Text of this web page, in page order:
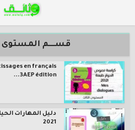
قســــم المستوى
en français
3AEP édition...
2021